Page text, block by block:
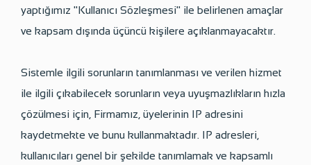
yaptığımız "Kullanıcı Sözleşmesi" ile belirlenen amaçlar
ve kapsam dışında üçüncü kişilere açıklanmayacaktır.
Sistemle ilgili sorunların tanımlanması ve verilen hizmet
ile ilgili çıkabilecek sorunların veya uyuşmazlıkların hızla
çözülmesi için, Firmamız, üyelerinin IP adresini
kaydetmekte ve bunu kullanmaktadır. IP adresleri,
kullanıcıları genel bir şekilde tanımlamak ve kapsamlı